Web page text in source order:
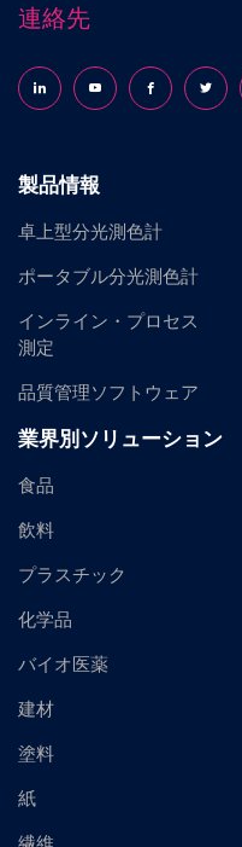
連絡先
Follow us on LinkedInFollow us on YouTube
Follow us on
製品情報
卓上型分光測色計
ポータブル分光測色計
インライン・プロセス
測定
品質管理ソフトウェア
業界別ソリューション
食品
飲料
プラスチック
化学品
バイオ医薬
建材
塗料
紙